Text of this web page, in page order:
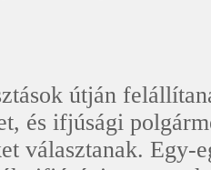
útján
és ifjúsági
választanak. Egy-